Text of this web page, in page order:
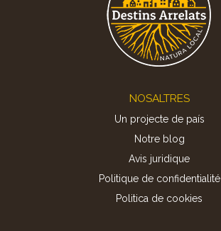
NOSALTRES
Un projecte de país
Notre blog
Avis juridique
Politique de confidentialité
Politica de cookies